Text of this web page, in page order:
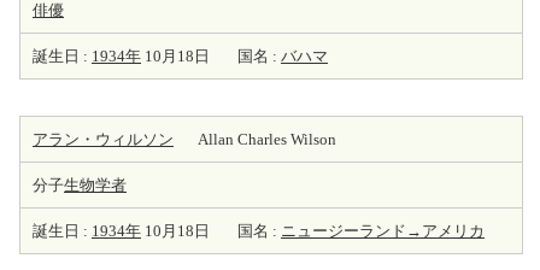
俳優
誕生日 : 1934年 10月18日 国名 : バハマ
アラン・ウィルソン Allan Charles Wilson
分子生物学者
誕生日 : 1934年 10月18日 国名 : ニュージーランド→アメリカ